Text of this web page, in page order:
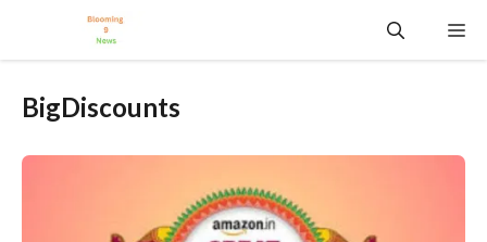
content
BigDiscounts